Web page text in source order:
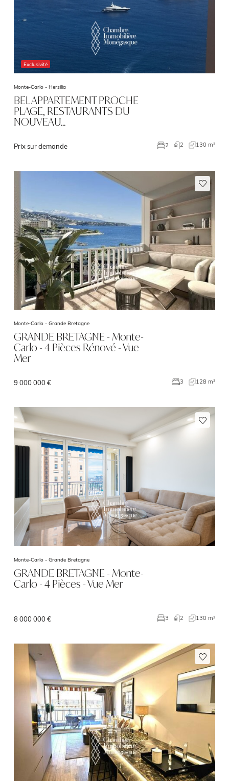
Exclusivité
Monte-Carlo - Hersilia
BEL APPARTEMENT PROCHE
PLAGE, RESTAURANTS DU
NOUVEAU…
Prix sur demande 2 2 130 m²
Monte-Carlo - Grande Bretagne
GRANDE BRETAGNE - Monte-
Carlo - 4 Pièces Rénové - Vue
Mer
9 000 000 € 3 128 m²
Monte-Carlo - Grande Bretagne
GRANDE BRETAGNE - Monte-
Carlo - 4 Pièces - Vue Mer
8 000 000 € 3 2 130 m²